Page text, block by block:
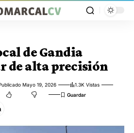
de Gandia
de alta precisión
Mayo 19, 2026
1.3K Vistas